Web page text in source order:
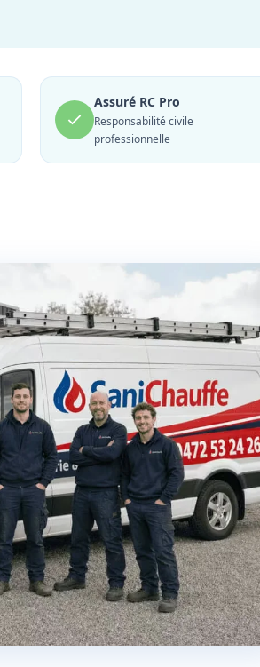
Assuré RC Pro
Responsabilité civile
professionnelle